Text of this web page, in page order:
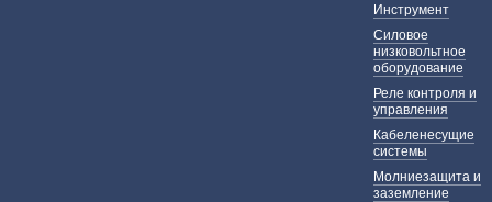
Инструмент
Силовое
низковольтное
оборудование
Реле контроля и
управления
Кабеленесущие
системы
Молниезащита и
заземление